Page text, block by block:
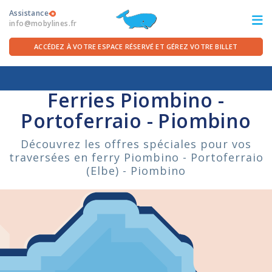
Assistance
info@mobylines.fr
ITA FRA DEU ENG
LES TRAVERSÉES
OFFRES FERRIES
POUR LE DÉPART
SERVICES À BORD
LA COMPAGNIE
ACCÉDEZ À VOTRE ESPACE RÉSERVÉ ET GÉREZ VOTRE BILLET
Accueil/Traversées/île d'Elbe/Piombino - Portoferraio
Ferries Piombino -
Portoferraio - Piombino
Découvrez les offres spéciales pour vos
traversées en ferry Piombino - Portoferraio
(Elbe) - Piombino